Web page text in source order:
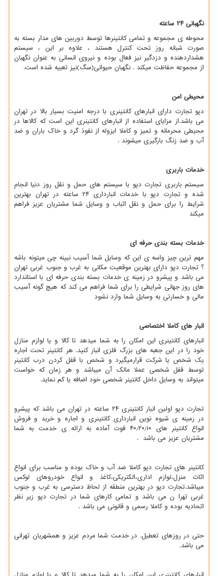
نگهبانی ۲۴ ساعته
محوطه ی مجموعه و تمامی کانتینرها توسط دوربین های مدار بسته به
صورت شبانه روز تحت کنترل هستند ، علاوه بر این ، سیستم
هشداردهنده و دزدگیر نیز فعال بوده و نیروی انسانی به عنوان نگهبان
از مجموعه حفاظت میکند . نگهبان حیوانی(سگ)نیز تعبیه شده است.
محیطی امن
دپو تجارت دارای انبارهای کانتینری با درجه امنیت بسیار بالا در تهران
می باشد.از مزایای استفاده از انبارهای کانتینری این است که کالاها در
محیطی محرمانه و تمیز و کاملا ایزوله از نفوذ گرد و خاک باران و ضد
آب و ضد زنگ بارگیری میشوند .
خدمات باربری
سیستم باربری تجارت دپو با سیستم های حمل و نقل روز دنیا انجام
شده و تجارت دپو با خدمات انبارداری ۲۴ ساعته در تهران بهترین
شرایط را برای حمل و نقل اثباب و وسایل شما مشتریان عزیز فراهم
میکند
خدمات بسته بندی حرفه ای
مهم ترین چیز واسه ی این که وسایل شما آسیب نبینه چی میتونه باشه
؟ تجارت دپو دارای بهترین موقعیت مکانی به غرب و جنوب غربی تهران
می باشد و پیشرو در زمینه ی خدمات بسته بندی حرفه ای با استاندارد
های روز جهانی شرایطی را برای شما فراهم می کند که هیچ گونه آسیب
مالی و خسارتی به وسایل شما وارد نشود
انبار های کاملا اختصاصی
انبارهای کانتینری این امکان را به شما میدهد تا کالا و یا لوازم منازل
خود را در این جعبه های بزرگ فلزی انبار کنید. هر کانتینر تحت اجاره
یک شخص یا شرکت قرارمیگیرد و شخص با قفل کردن درب کانتینر
توسط قفل شخصی عملا مالک آن میباشد و هر زمان که خواست
میتواند به وسایل داخل کانتینر شخصی خود اضافه یا کم نماید.
تجارت دپو اولین انبار کانتینری ۲۴ ساعته در تهران می باشد که پیشرو
در زمینه ی شیوه نوین انبارداری کانتینری و اجاره و خرید و فروش
انواع کانتینر های ۴۰٫۲۰٫۱۰ فوت آماده به ارائه ی خدمت به شما
مشتریان عزیز می باشد .
کانتینر های تجارت دپو کاملا ضد آب و خاک بوده و مناسب برای انواع
اثاث منزل،لوازم اداری،الکتریکی،کاغذ و انواع خودروهای لوکس
میباشد.تجارت دپو در بهترین منطقه از لحاظ دسترسی به غرب و جنوب
غربی تهرا ن می باشد و تمامی کارهای شما در تجارت دپو زیر نظر
اتحادیه بوده و کاملا رسمی و قانونی می باشد .
حتی در روزهای تعطیل. در خدمت شما مردم عزیز و همشهریان تهرانی
می باشد.